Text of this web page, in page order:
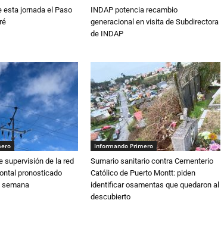
esta jornada el Paso
INDAP potencia recambio
generacional en visita de Subdirectora
de INDAP
supervisión de la red
pronosticado
semana
Informando Primero
Sumario sanitario contra Cementerio
Católico de Puerto Montt: piden
identificar osamentas que quedaron al
descubierto